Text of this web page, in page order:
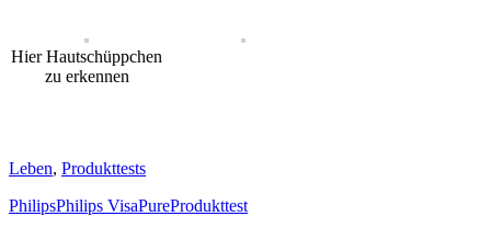
Hier Hautschüppchen
zu erkennen
Leben, Produkttests
PhilipsPhilips VisaPureProdukttest